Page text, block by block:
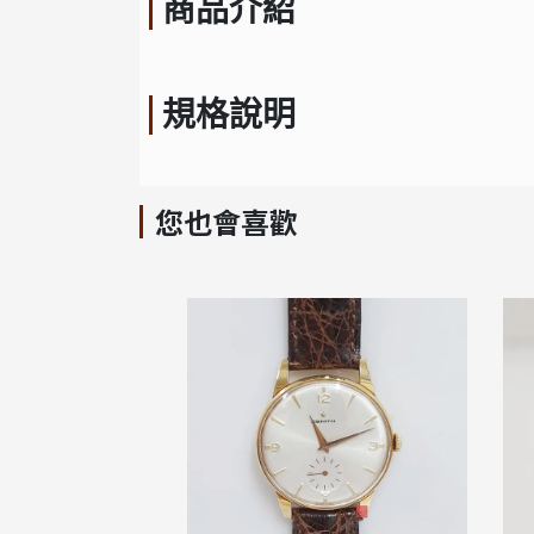
商品介紹
規格說明
您也會喜歡